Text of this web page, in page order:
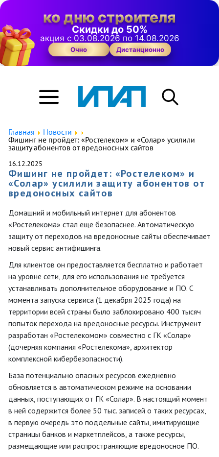
ко дню строителя
Скидки до 50%
акция с 03.08.2026 по 14.08.2026
Очно Дистанционно
Главная
Новости
Фишинг не пройдет: «Ростелеком» и «Солар» усилили
защиту абонентов от вредоносных сайтов
16.12.2025
Фишинг не пройдет: «Ростелеком» и
«Солар» усилили защиту абонентов от
вредоносных сайтов
Домашний и мобильный интернет для абонентов
«Ростелекома» стал еще безопаснее. Автоматическую
защиту от переходов на вредоносные сайты обеспечивает
новый сервис антифишинга.
Для клиентов он предоставляется бесплатно и работает
на уровне сети, для его использования не требуется
устанавливать дополнительное оборудование и ПО. С
момента запуска сервиса (1 декабря 2025 года) на
территории всей страны было заблокировано 400 тысяч
попыток перехода на вредоносные ресурсы. Инструмент
разработан «Ростелекомом» совместно с ГК «Солар»
(дочерняя компания «Ростелекома», архитектор
комплексной кибербезопасности).
База потенциально опасных ресурсов ежедневно
обновляется в автоматическом режиме на основании
данных, поступающих от ГК «Солар». В настоящий момент
в ней содержится более 50 тыс. записей о таких ресурсах,
в первую очередь это поддельные сайты, имитирующие
страницы банков и маркетплейсов, а также ресурсы,
размещающие или распространяющие вредоносное ПО.